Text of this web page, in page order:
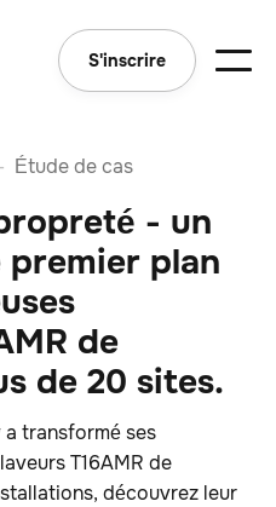
S'inscrire
Étude de cas
- un
plan
de
de 20 sites.
transformé ses
T16AMR de
découvrez leur